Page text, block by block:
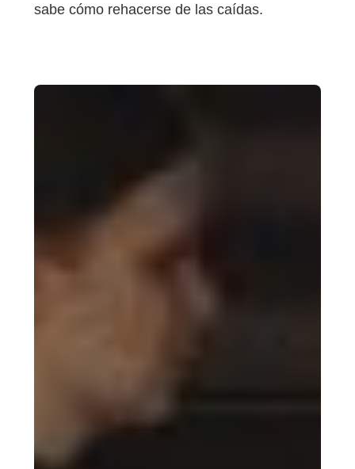
sabe cómo rehacerse de las caídas.